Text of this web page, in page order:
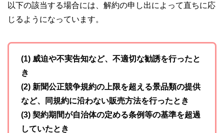
以下の該当する場合には、解約の申し出によって直ちに応
じるようになっています。
(1) 威迫や不実告知など、不適切な勧誘を行ったと
き
(2) 新聞公正競争規約の上限を超える景品類の提供
など、同規約に沿わない販売方法を行ったとき
(3) 契約期間が自治体の定める条例等の基準を超過
していたとき